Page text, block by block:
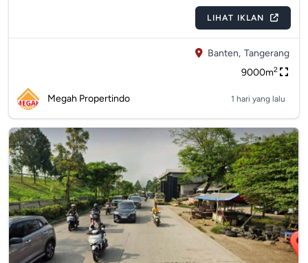
LIHAT IKLAN
Banten, Tangerang
9000m2
Megah Propertindo 1 hari yang lalu